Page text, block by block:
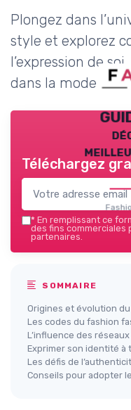
Plongez dans
style et explorez
l’expression de
dans la mode
Téléchargez
* En remplissant ce
des fins commerciales
partenaires.
SOMMAIRE
Origines et évolution
Les codes du fashion
L’influence des
Exprimer son identité à
Les défis de
Conseils pour adopter